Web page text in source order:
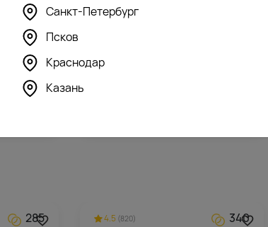
350
Мягкая игрушка Романтичный
285 4.5 (820) 340
Санкт-Петербург
Псков
Краснодар
Казань